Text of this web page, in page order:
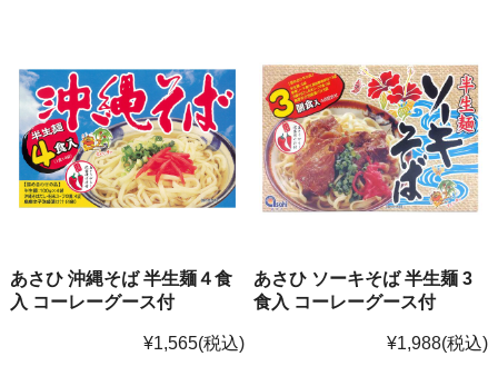
あさひ 沖縄そば 半生麺４食
入 コーレーグース付
¥1,565(税込)
あさひ ソーキそば 半生麺 3
食入 コーレーグース付
¥1,988(税込)